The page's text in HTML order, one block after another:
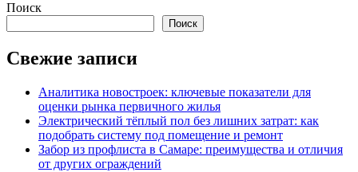
Поиск
Поиск
Свежие записи
Аналитика новостроек: ключевые показатели для
оценки рынка первичного жилья
Электрический тёплый пол без лишних затрат: как
подобрать систему под помещение и ремонт
Забор из профлиста в Самаре: преимущества и отличия
от других ограждений